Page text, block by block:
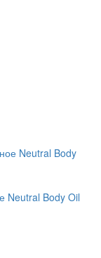
Neutral Body Oil